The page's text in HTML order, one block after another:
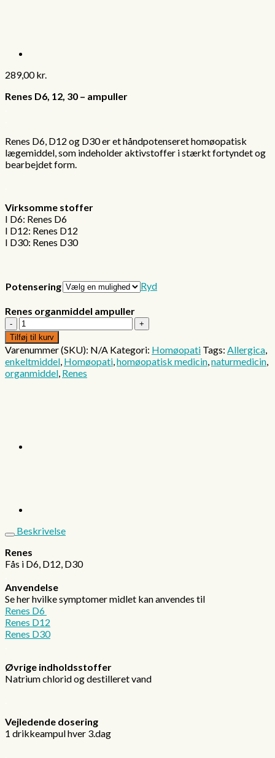
289,00kr.
Renes D6, 12, 30 – ampuller
Renes D6, D12 og D30 er et håndpotenseret homøopatisk
lægemiddel, som indeholder aktivstoffer i stærkt fortyndet og
bearbejdet form.
Virksomme stoffer
I D6: Renes D6
I D12: Renes D12
I D30: Renes D30
Potensering Ryd
Renes organmiddel ampuller
Renes
organmiddel
ampuller
antal
Tilføj til kurv
Varenummer (SKU): N/A Kategori: Homøopati Tags: Allergica,
enkeltmiddel, Homøopati,homøopatisk medicin,naturmedicin,
organmiddel, Renes
Beskrivelse
Renes
Fås i D6, D12, D30
Anvendelse
Se her hvilke symptomer midlet kan anvendes til
Renes D6
Renes D12
Renes D30
Øvrige indholdsstoffer
Natrium chlorid og destilleret vand
Vejledende dosering
1 drikkeampul hver 3.dag